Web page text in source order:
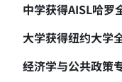
中学获得AISL哈罗
大学获得纽约大学
经济学与公共政策